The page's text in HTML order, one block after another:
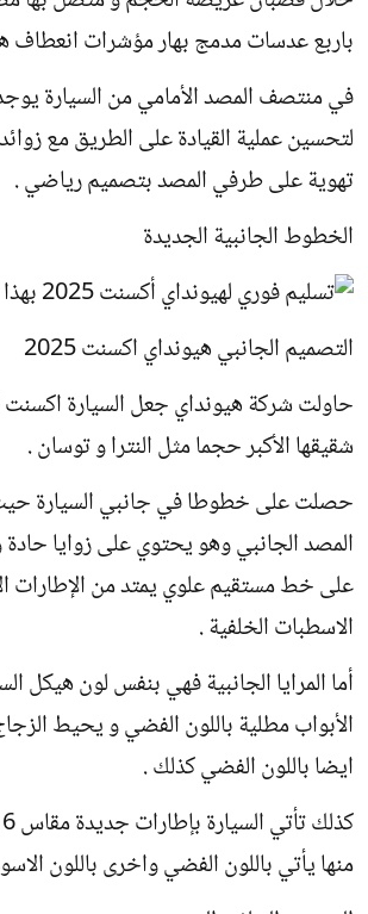
باربع عدسات مدمج بهار مؤشرات انعطاف
في منتصف المصد الأمامي من السيارة يوجد
لتحسين عملية القيادة على الطريق مع
تهوية على طرفي المصد بتصميم رياضي .
الخطوط الجانبية الجديدة
التصميم الجانبي هيونداي اكسنت 2025
شقيقها الأكبر حجما مثل النترا و توسان .
حصلت على خطوطا في جانبي السيارة
المصد الجانبي وهو يحتوي على زوايا
على خط مستقيم علوي يمتد من الإطارات
الاسطبات الخلفية .
أما المرايا الجانبية فهي بنفس لون هيكل
الأبواب مطلية باللون الفضي و يحيط
ايضا باللون الفضي كذلك .
منها يأتي باللون الفضي واخرى باللون